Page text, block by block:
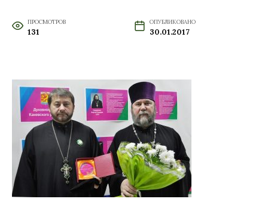
ПРОСМОТРОВ
131
ОПУБЛИКОВАНО
30.01.2017